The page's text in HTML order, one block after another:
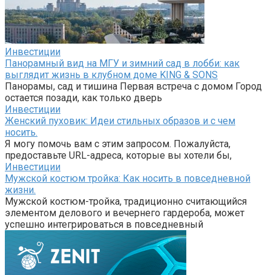
Инвестиции
Панорамный вид на МГУ и зимний сад в лобби: как
выглядит жизнь в клубном доме KING & SONS
Панорамы, сад и тишина Первая встреча с домом Город
остается позади, как только дверь
Инвестиции
Женский пуховик: Идеи стильных образов и с чем
носить.
Я могу помочь вам с этим запросом. Пожалуйста,
предоставьте URL-адреса, которые вы хотели бы,
Инвестиции
Мужской костюм тройка: Как носить в повседневной
жизни.
Мужской костюм-тройка, традиционно считающийся
элементом делового и вечернего гардероба, может
успешно интегрироваться в повседневный